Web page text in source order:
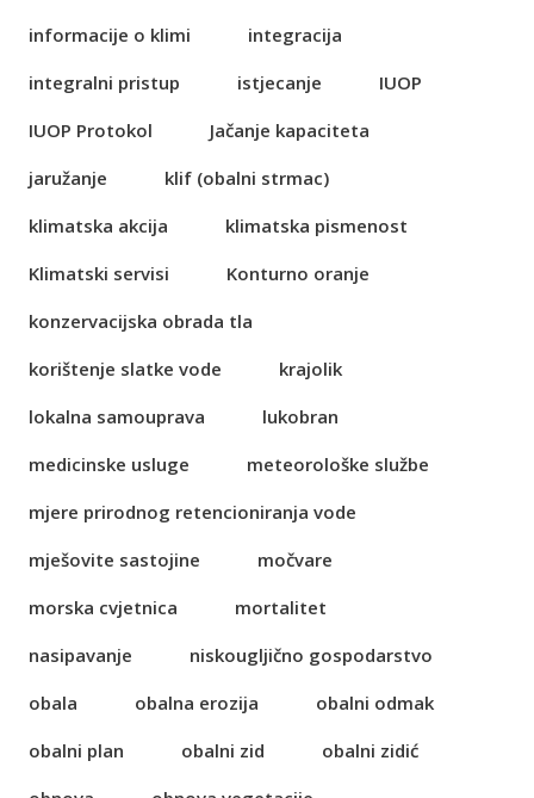
informacije o klimi
integracija
integralni pristup
istjecanje
IUOP
IUOP Protokol
Jačanje kapaciteta
jaružanje
klif (obalni strmac)
klimatska akcija
klimatska pismenost
Klimatski servisi
Konturno oranje
konzervacijska obrada tla
korištenje slatke vode
krajolik
lokalna samouprava
lukobran
medicinske usluge
meteorološke službe
mjere prirodnog retencioniranja vode
mješovite sastojine
močvare
morska cvjetnica
mortalitet
nasipavanje
niskougljično gospodarstvo
obala
obalna erozija
obalni odmak
obalni plan
obalni zid
obalni zidić